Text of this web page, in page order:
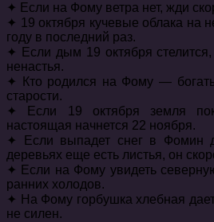
✦ Если на Фому ветра нет, жди
✦ 19 октября кучевые облака на
году в последний раз.
✦ Если дым 19 октября
ненастья.
✦ Кто родился на Фому —
старости.
✦ Если 19 октября земля
настоящая начнется 22 ноября.
✦ Если выпадет снег в Фомин
деревьях еще есть листья, он
✦ Если на Фому увидеть
ранних холодов.
✦ На Фому горбушка хлебная
не силен.